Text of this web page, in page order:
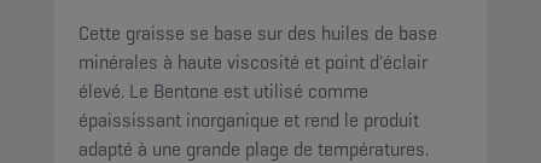
Cette graisse se base sur des huiles de base
minérales à haute viscosité et point d'éclair
élevé. Le Bentone est utilisé comme
épaississant inorganique et rend le produit
adapté à une grande plage de températures.